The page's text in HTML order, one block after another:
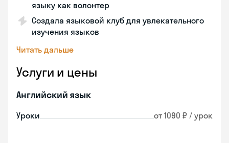
языку как волонтер
Создала языковой клуб для увлекательного
изучения языков
Читать дальше
Услуги и цены
Английский язык
Уроки от 1090 ₽ / урок